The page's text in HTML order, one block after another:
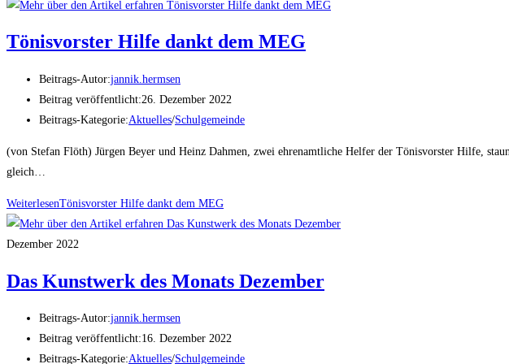
Tönisvorster Hilfe dankt dem MEG
Beitrags-Autor:jannik.hermsen
Beitrag veröffentlicht:26. Dezember 2022
Beitrags-Kategorie:Aktuelles/Schulgemeinde
(von Stefan Flöth) Jürgen Beyer und Heinz Dahmen, zwei ehrenamtliche Helfer der Tönisvorster Hilfe,
gleich…
WeiterlesenTönisvorster Hilfe dankt dem MEG
Dezember 2022
Das Kunstwerk des Monats Dezember
Beitrags-Autor:jannik.hermsen
Beitrag veröffentlicht:16. Dezember 2022
Beitrags-Kategorie:Aktuelles/Schulgemeinde